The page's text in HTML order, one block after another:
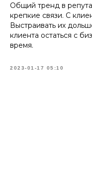
Общий тренд в
крепкие связи. С
Выстраивать их
клиента остаться с
время.
2023-01-17 05:10